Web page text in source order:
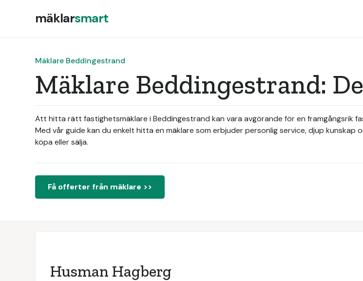
mäklarsmart
Mäklare Beddingestrand
Mäklare Beddingestrand:
Att hitta rätt fastighetsmäklare i Beddingestrand kan vara avgörande för en framgångsrik
Med vår guide kan du enkelt hitta en mäklare som erbjuder personlig service, djup
köpa eller sälja.
Få offerter från mäklare >>
Husman Hagberg